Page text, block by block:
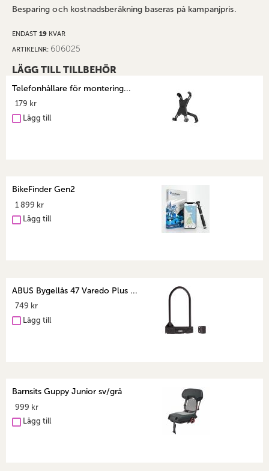
Besparing och kostnadsberäkning baseras på kampanjpris.
ENDAST 19 KVAR
ARTIKELNR 606025
LÄGG TILL TILLBEHÖR
Telefonhållare för montering...
179 kr
Lägg till
BikeFinder Gen2
1 899 kr
Lägg till
ABUS Bygellås 47 Varedo Plus ...
749 kr
Lägg till
Barnsits Guppy Junior sv/grå
999 kr
Lägg till